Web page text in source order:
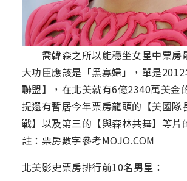
喬韓森之所以能穩坐女星中票房
大功臣應該是「黑寡婦」，單是
聯盟】，在北美就有6億2340萬美金
提還有暫居今年票房龍頭的【美國隊
戰】以及第三的【與森林共舞】等片
註：票房數字參考MOJO.COM
北美影史票房排行前10名男星：